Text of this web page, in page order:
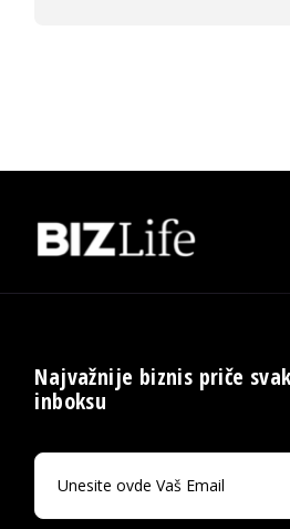
Najvažnije biznis priče
inboksu